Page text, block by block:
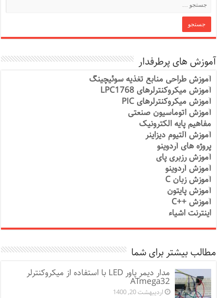
آموزش های پرطرفدار
آموزش طراحی منابع تغذیه سوئیچینگ
آموزش میکروکنترلرهای LPC1768
آموزش میکروکنترلرهای PIC
آموزش اتوماسیون صنعتی
مفاهیم پایه الکترونیک
آموزش آلتیوم دیزاینر
پروژه های آردوینو
آموزش رزبری پای
آموزش آردوینو
آموزش زبان C
آموزش پایتون
آموزش ++C
اینترنت اشیاء
مطالب بیشتر برای شما
مدار دیمر پاور LED با استفاده از میکروکنترلر
ATmega32
اردیبهشت 20, 1400